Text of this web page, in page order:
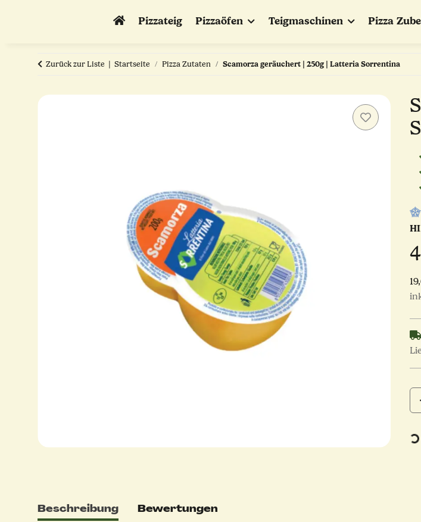
Pizzateig Pizzaöfen Teigmaschinen Pizza
Zurück zur Liste Startseite Pizza Zutaten Scamorza geräuchert | 250g | Latteria Sorrentina
Beschreibung Bewertungen